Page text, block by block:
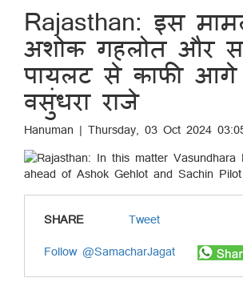
Rajasthan: इस
अशोक गहलोत और
पायलट से काफी
वसुंधरा राजे
Hanuman | Thursday, 03 Oct 2024
SHARE
Tweet
Follow @SamacharJagat